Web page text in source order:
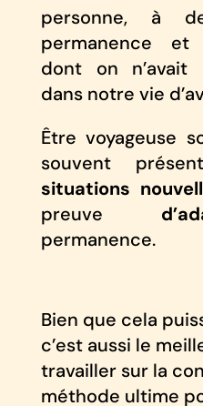
personne, à
permanence et
dont on n’avait
dans notre vie
Être voyageuse
souvent
situations
preuve
permanence.
Bien que cela
c’est aussi le
travailler sur la
méthode ultime